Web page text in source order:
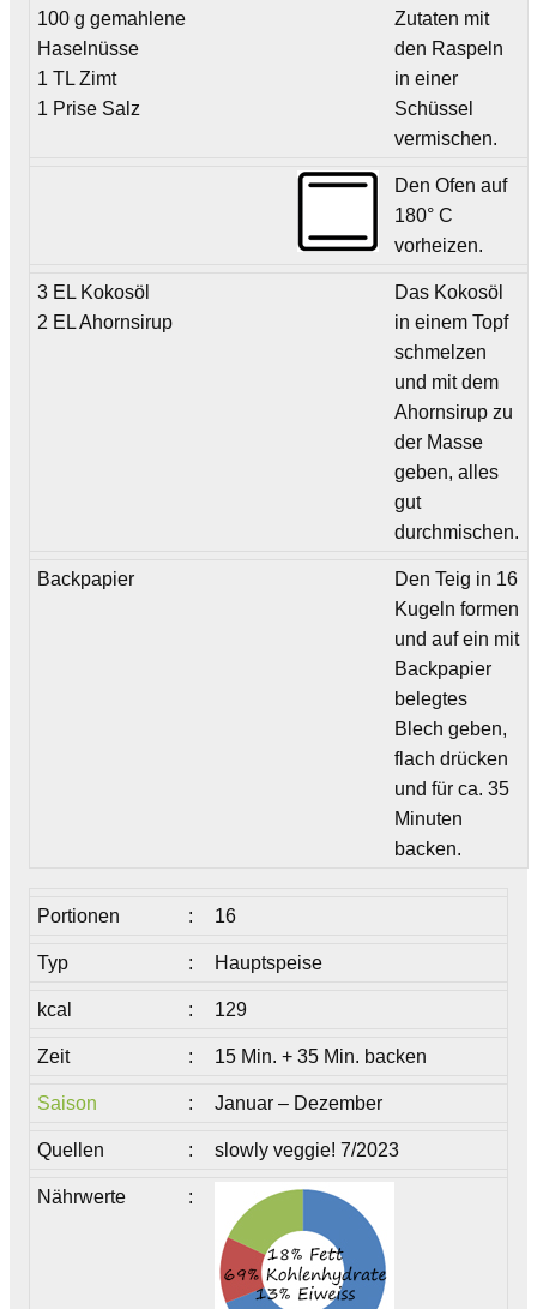
100 g gemahlene
Haselnüsse
1 TL Zimt
1 Prise Salz
Zutaten mit
den Raspeln
in einer
Schüssel
vermischen.
Den Ofen auf
180° C
vorheizen.
3 EL Kokosöl
2 EL Ahornsirup
Das Kokosöl
in einem Topf
schmelzen
und mit dem
Ahornsirup zu
der Masse
geben, alles
gut
durchmischen.
Backpapier
Den Teig in 16
Kugeln formen
und auf ein mit
Backpapier
belegtes
Blech geben,
flach drücken
und für ca. 35
Minuten
backen.
Portionen : 16
Typ : Hauptspeise
kcal : 129
Zeit : 15 Min. + 35 Min. backen
Saison : Januar – Dezember
Quellen : slowly veggie! 7/2023
Nährwerte :